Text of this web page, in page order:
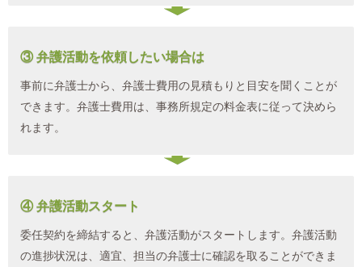
③ 弁護活動を依頼したい場合は
事前に弁護士から、弁護士費用の見積もりと目安を聞くことが
できます。弁護士費用は、事務所規定の料金表に従って決めら
れます。
④ 弁護活動スタート
委任契約を締結すると、弁護活動がスタートします。弁護活動
の進捗状況は、適宜、担当の弁護士に確認を取ることができま